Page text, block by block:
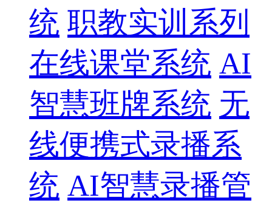
统 职教实训系列
在线课堂系统 AI
智慧班牌系统 无
线便携式录播系
统 AI智慧录播管